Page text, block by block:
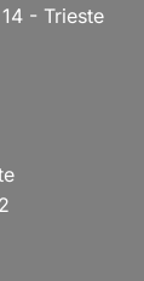
- Trieste